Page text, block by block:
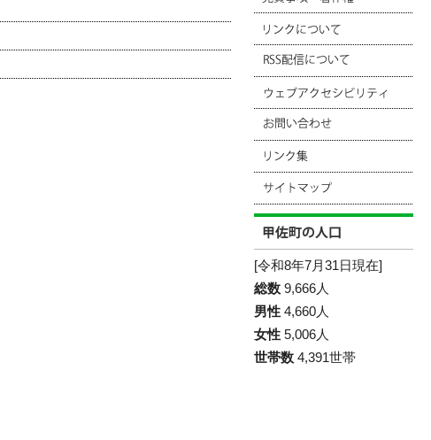
[令和8年7月31日現在]
総数 9,666人
男性 4,660人
女性 5,006人
世帯数 4,391世帯